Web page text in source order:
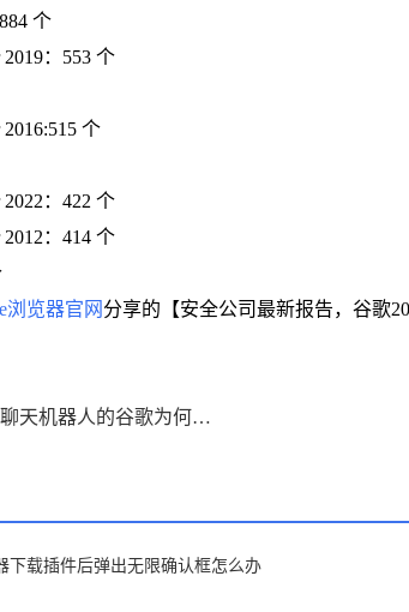
个
2019：553 个
2016:515 个
2022：422 个
2012：414 个
浏览器官网 分享的【安全公司最新报告，谷歌
上一篇: 早在研究聊天机器人的谷歌为何会落败于微软
下载插件后弹出无限确认框怎么办